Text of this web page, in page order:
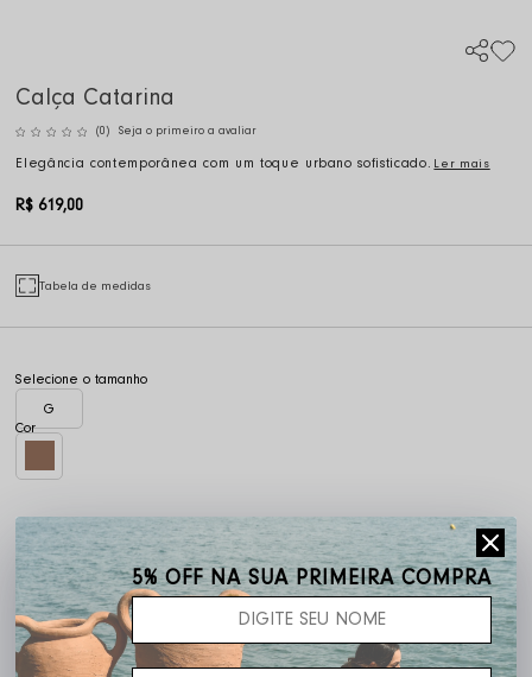
Calça Catarina
(0) Seja o primeiro a avaliar
Elegância contemporânea com um toque urbano sofisticado. Ler mais
R$ 619,00
Tabela de medidas
G
Frete grátis acima de R$ 400,00
5% OFF NA SUA PRIMEIRA COMPRA